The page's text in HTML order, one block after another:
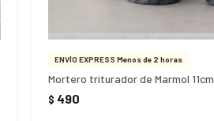
ENVÍO EXPRESS Menos de 2 horas
Mortero triturador de Marmol 11cm
$ 490